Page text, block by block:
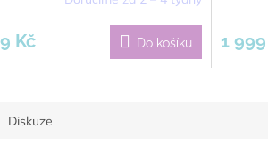
Kč Do košíku 1
Diskuze